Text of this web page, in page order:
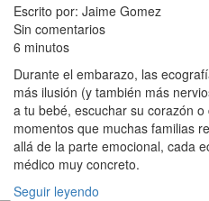
Escrito por: Jaime Gomez
Sin comentarios
6 minutos
Durante el embarazo, las
más ilusión (y también más
a tu bebé, escuchar su corazón
momentos que muchas familias
allá de la parte emocional, cada
médico muy concreto.
Seguir leyendo